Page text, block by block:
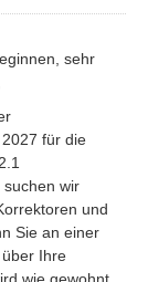
sehr
für die
suchen wir
und
Sie an einer
Ihre